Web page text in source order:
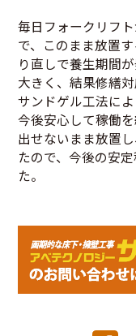
毎日フォークリフ
で、このまま放置
り直しで養生期間
大きく、結果修繕
サンドゲル工法に
今後安心して稼働
出せないまま放置
たので、今後の安
た。